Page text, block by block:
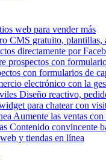
web para vender más
CMS gratuito, plantillas,
directamente por
prospectos con
con formularios de
electrónico con la
Diseño reactivo,
para chatear con
Aumente las ventas
Contenido convincente
y tiendas en línea